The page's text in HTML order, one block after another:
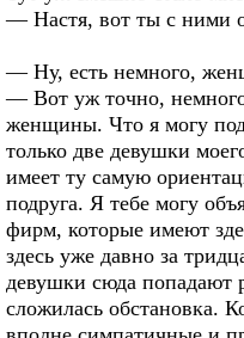
— Настя, вот ты с ними
— Ну, есть немного,
— Вот уж точно,
женщины. Что я могу
только две девушки
имеет ту самую
подруга. Я тебе могу
фирм, которые имеют
здесь уже давно за
девушки сюда попадают
сложилась обстановка.